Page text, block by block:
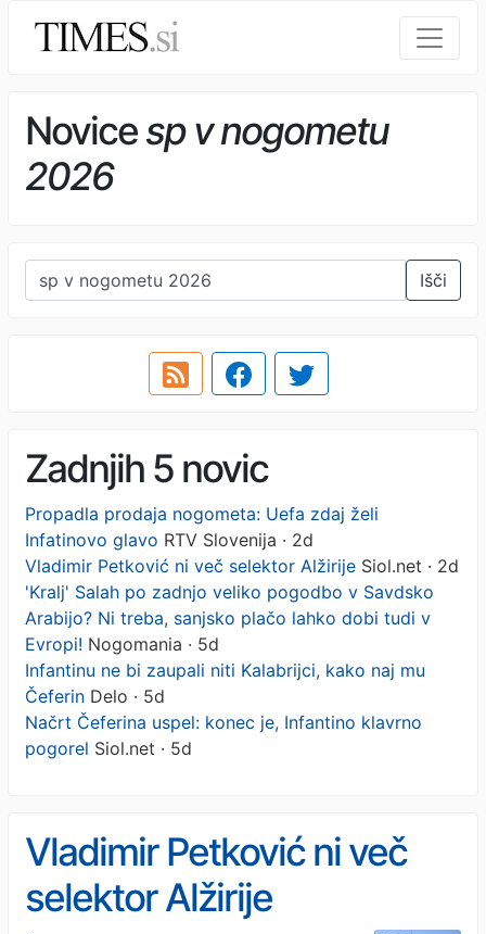
Novicesp v nogometu
2026
Išči
Zadnjih 5 novic
Propadla prodaja nogometa: Uefa zdaj želi
Infatinovo glavo RTV Slovenija · 2d
Vladimir Petković ni več selektor Alžirije Siol.net · 2d
'Kralj' Salah po zadnjo veliko pogodbo v Savdsko
Arabijo? Ni treba, sanjsko plačo lahko dobi tudi v
Evropi! Nogomania · 5d
Infantinu ne bi zaupali niti Kalabrijci, kako naj mu
Čeferin Delo · 5d
Načrt Čeferina uspel: konec je, Infantino klavrno
pogorel Siol.net · 5d
Vladimir Petković ni več
selektor Alžirije